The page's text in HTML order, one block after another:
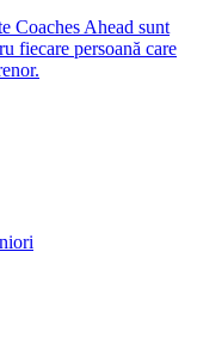
Coaches Ahead sunt
fiecare persoană care